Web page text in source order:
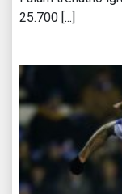
25.700 [...]